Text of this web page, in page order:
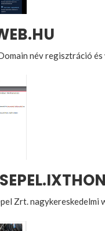
név regisztráció
Zrt. nagykereskedelmi